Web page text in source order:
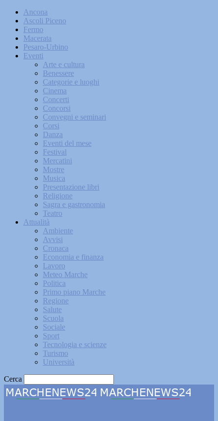
Ancona
Ascoli Piceno
Fermo
Macerata
Pesaro-Urbino
Eventi
Arte e cultura
Benessere
Categorie e luoghi
Cinema
Concerti
Concorsi
Convegni e seminari
Corsi
Danza
Eventi del mese
Festival
Mercatini
Mostre
Musica
Presentazione libri
Religione
Sagra e gastronomia
Teatro
Attualità
Ambiente
Avvisi
Cronaca
Economia e finanza
Lavoro
Meteo Marche
Politica
Primo piano Marche
Regione
Salute
Scuola
Sociale
Sport
Tecnologia e scienze
Turismo
Università
Cerca